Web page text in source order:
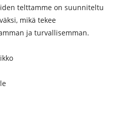
telttamme on suunniteltu
mikä tekee
ja turvallisemman.